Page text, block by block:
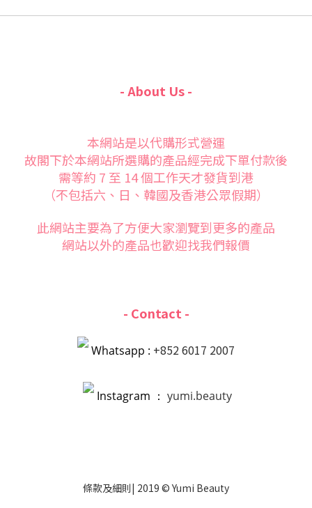
- About Us -
本網站是以代購形式營運
故閣下於本網站所選購的產品經完成下單付款後
需等約 7 至 14 個工作天才發貨到港
（不包括六、日、韓國及香港公眾假期）
此網站主要為了方便大家瀏覽到更多的產品
網站以外的產品也歡迎找我們報價
- Contact -
Whatsapp : +852 6017 2007
Instagram ： yumi.beauty
條款及細則| 2019 © Yumi Beauty